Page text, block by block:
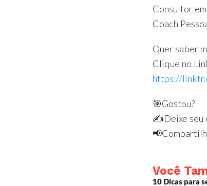
Consultor
Coach
Quer saber
Clique no
https://
🎯Gostou?
✍️Deixe seu
Você
10 Dicas para